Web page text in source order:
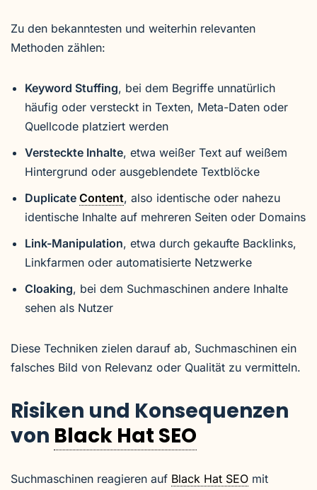
Zu den bekanntesten und weiterhin relevanten
Methoden zählen:
Keyword Stuffing, bei dem Begriffe unnatürlich
häufig oder versteckt in Texten, Meta-Daten oder
Quellcode platziert werden
Versteckte Inhalte, etwa weißer Text auf weißem
Hintergrund oder ausgeblendete Textblöcke
Duplicate Content, also identische oder nahezu
identische Inhalte auf mehreren Seiten oder Domains
Link-Manipulation, etwa durch gekaufte Backlinks,
Linkfarmen oder automatisierte Netzwerke
Cloaking, bei dem Suchmaschinen andere Inhalte
sehen als Nutzer
Diese Techniken zielen darauf ab, Suchmaschinen ein
falsches Bild von Relevanz oder Qualität zu vermitteln.
Risiken und Konsequenzen
von Black Hat SEO
Suchmaschinen reagieren auf Black Hat SEO mit